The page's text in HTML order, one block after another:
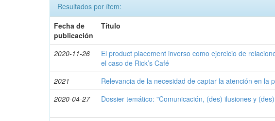
Resultados por ítem:
Fecha de
publicación
Título
2020-11-26
El product placement inverso como ejercicio de
el caso de Rick’s Café
2021 Relevancia de la necesidad de captar la atención en la
2020-04-27
Dossier temático: "Comunicación, (des) ilusiones y